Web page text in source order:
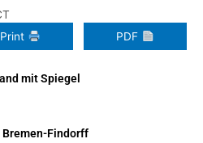
Print
PDF
mit Spiegel
Bremen-Findorff